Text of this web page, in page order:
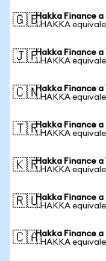
🇬🇧Hakka Finance
1 HAKKA
🇯🇵Hakka Finance a
1 HAKKA
🇨🇳Hakka Finance a
1 HAKKA equivale
🇹🇷Hakka Finance
1 HAKKA
🇰🇷Hakka Finance
1 HAKKA
🇷🇺Hakka Finance a
1 HAKKA
🇨🇦Hakka Finance
1 HAKKA